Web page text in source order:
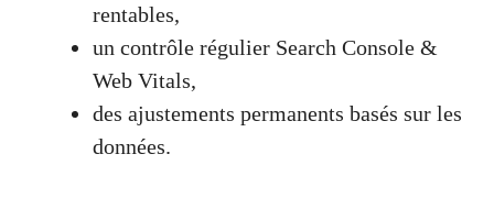
rentables,
un contrôle régulier Search Console &
Web Vitals,
des ajustements permanents basés sur les
données.